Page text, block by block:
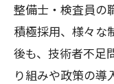
整備士・検査員の
積極採用、様々な
後も、技術者不足
り組みや政策の導